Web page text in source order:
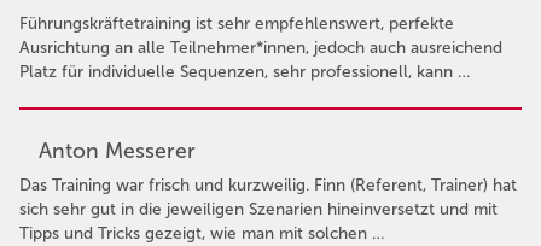
Führungskräftetraining ist sehr empfehlenswert, perfekte
Ausrichtung an alle Teilnehmer*innen, jedoch auch ausreichend
Platz für individuelle Sequenzen, sehr professionell, kann …
Anton Messerer
Das Training war frisch und kurzweilig. Finn (Referent, Trainer) hat
sich sehr gut in die jeweiligen Szenarien hineinversetzt und mit
Tipps und Tricks gezeigt, wie man mit solchen …